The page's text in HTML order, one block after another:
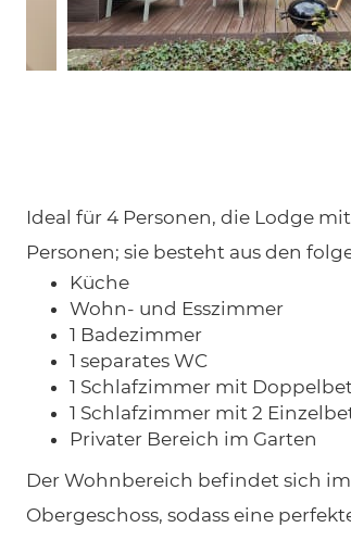
Ideal für 4 Personen, die Lodge
Personen; sie besteht aus den
Küche
Wohn- und Esszimmer
1 Badezimmer
1 separates WC
1 Schlafzimmer mit
1 Schlafzimmer mit 2
Privater Bereich im Garten
Der Wohnbereich befindet sich
Obergeschoss, sodass eine